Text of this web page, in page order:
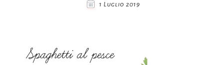
1 Luglio 2019